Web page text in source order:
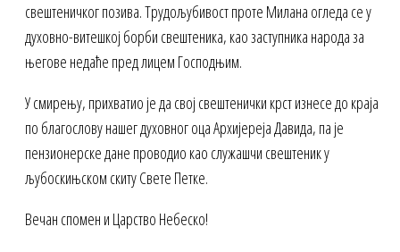
свештеничког позива. Трудољубивост проте Милана огледа се у
духовно-витешкој борби свештеника, као заступника народа за
његове недаће пред лицем Господњим.
У смирењу, прихватио је да свој свештенички крст изнесе до краја
по благослову нашег духовног оца Архијереја Давида, па је
пензионерске дане проводио као служашчи свештеник у
љубоскињском скиту Свете Петке.
Вечан спомен и Царство Небеско!